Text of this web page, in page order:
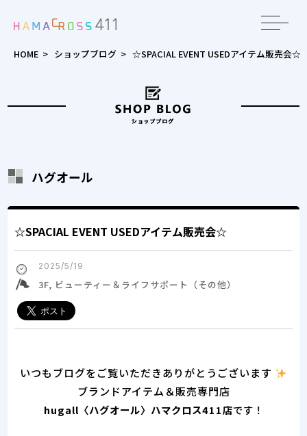
HOME > ショップブログ > ☆SPACIAL EVENT USEDアイテム販売会☆
ハグオール
☆SPACIAL EVENT USEDアイテム販売会☆
2025/5/19
3F, ビューティー＆ライフサポート（その他）
いつもブログをご覧いただきありがとうございます
ブランドアイテム＆販売専門店
hugall〈ハグオール〉ハマクロス411店です！